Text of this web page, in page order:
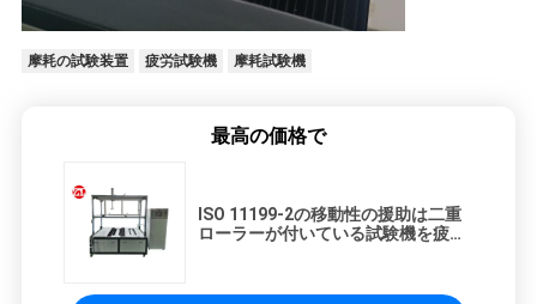
摩耗の試験装置 疲労試験機 摩耗試験機
最高の価格で
ISO 11199-2の移動性の援助は二重
ローラーが付いている試験機を疲れ